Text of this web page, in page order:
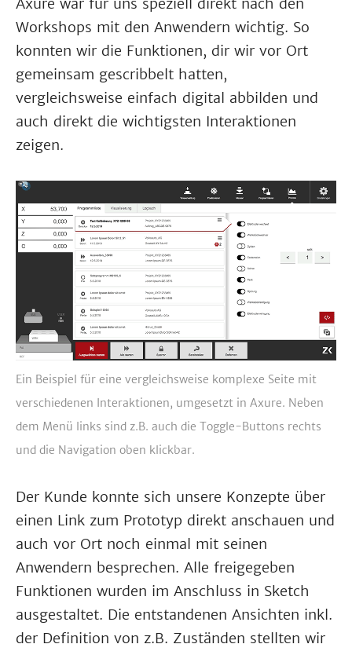
Axure war für uns speziell direkt nach den
Workshops mit den Anwendern wichtig. So
konnten wir die Funktionen, dir wir vor Ort
gemeinsam gescribbelt hatten,
vergleichsweise einfach digital abbilden und
auch direkt die wichtigsten Interaktionen
zeigen.
Ein Beispiel für eine vergleichsweise komplexe Seite mit
verschiedenen Interaktionen, umgesetzt in Axure. Neben
dem Menü links sind z.B. auch die Toggle-Buttons rechts
und die Navigation oben klickbar.
Der Kunde konnte sich unsere Konzepte über
einen Link zum Prototyp direkt anschauen und
auch vor Ort noch einmal mit seinen
Anwendern besprechen. Alle freigegeben
Funktionen wurden im Anschluss in Sketch
ausgestaltet. Die entstandenen Ansichten inkl.
der Definition von z.B. Zuständen stellten wir